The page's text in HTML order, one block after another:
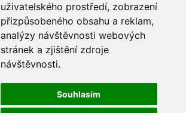
uživatelského prostředí, zobrazení
přizpůsobeného obsahu a reklam,
analýzy návštěvnosti webových
stránek a zjištění zdroje
návštěvnosti.
Souhlasím